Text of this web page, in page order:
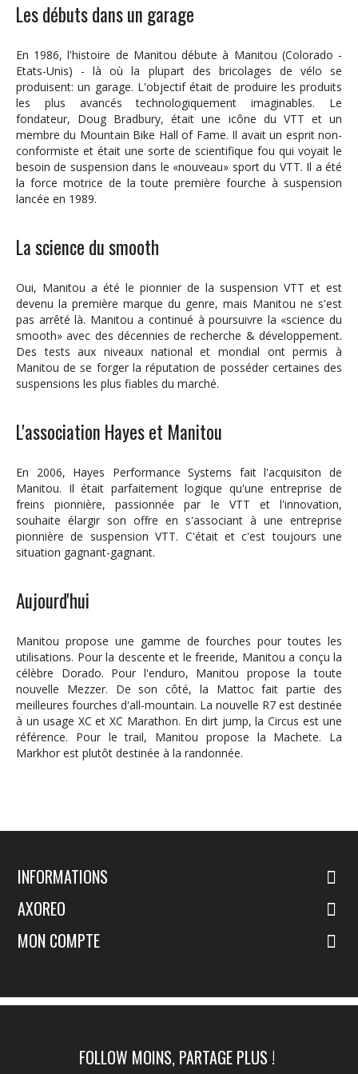
Les débuts dans un garage
En 1986, l'histoire de Manitou débute à Manitou (Colorado -
Etats-Unis) - là où la plupart des bricolages de vélo se
produisent: un garage. L'objectif était de produire les produits
les plus avancés technologiquement imaginables. Le
fondateur, Doug Bradbury, était une icône du VTT et un
membre du Mountain Bike Hall of Fame. Il avait un esprit non-
conformiste et était une sorte de scientifique fou qui voyait le
besoin de suspension dans le «nouveau» sport du VTT. Il a été
la force motrice de la toute première fourche à suspension
lancée en 1989.
La science du smooth
Oui, Manitou a été le pionnier de la suspension VTT et est
devenu la première marque du genre, mais Manitou ne s'est
pas arrêté là. Manitou a continué à poursuivre la «science du
smooth» avec des décennies de recherche & développement.
Des tests aux niveaux national et mondial ont permis à
Manitou de se forger la réputation de posséder certaines des
suspensions les plus fiables du marché.
L'association Hayes et Manitou
En 2006, Hayes Performance Systems fait l'acquisiton de
Manitou. Il était parfaitement logique qu'une entreprise de
freins pionnière, passionnée par le VTT et l'innovation,
souhaite élargir son offre en s'associant à une entreprise
pionnière de suspension VTT. C'était et c'est toujours une
situation gagnant-gagnant.
Aujourd'hui
Manitou propose une gamme de fourches pour toutes les
utilisations. Pour la descente et le freeride, Manitou a conçu la
célèbre Dorado. Pour l'enduro, Manitou propose la toute
nouvelle Mezzer. De son côté, la Mattoc fait partie des
meilleures fourches d'all-mountain. La nouvelle R7 est destinée
à un usage XC et XC Marathon. En dirt jump, la Circus est une
référence. Pour le trail, Manitou propose la Machete. La
Markhor est plutôt destinée à la randonnée.
INFORMATIONS
AXOREO
MON COMPTE
FOLLOW MOINS, PARTAGE PLUS !